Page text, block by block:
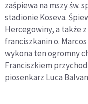
zaśpiewa na mszy św.
stadionie Koseva.
Hercegowiny, a także
franciszkanin o.
wykona ten ogromny
Franciszkiem
piosenkarz Luca